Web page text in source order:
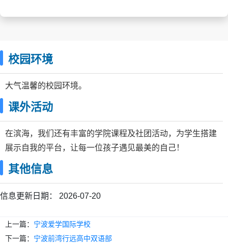
校园环境
大气温馨的校园环境。
课外活动
在滨海，我们还有丰富的学院课程及社团活动，为学生搭建
展示自我的平台，让每一位孩子遇见最美的自己！
其他信息
信息更新日期： 2026-07-20
上一篇： 宁波爱学国际学校
下一篇： 宁波前湾行远高中双语部